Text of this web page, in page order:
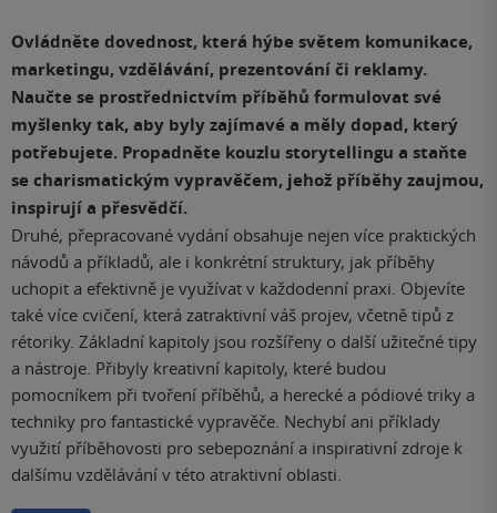
Ovládněte dovednost, která hýbe světem komunikace,
marketingu, vzdělávání, prezentování či reklamy.
Naučte se prostřednictvím příběhů formulovat své
myšlenky tak, aby byly zajímavé a měly dopad, který
potřebujete. Propadněte kouzlu storytellingu a staňte
se charismatickým vypravěčem, jehož příběhy zaujmou,
inspirují a přesvědčí.
Druhé, přepracované vydání obsahuje nejen více praktických
návodů a příkladů, ale i konkrétní struktury, jak příběhy
uchopit a efektivně je využívat v každodenní praxi. Objevíte
také více cvičení, která zatraktivní váš projev, včetně tipů z
rétoriky. Základní kapitoly jsou rozšířeny o další užitečné tipy
a nástroje. Přibyly kreativní kapitoly, které budou
pomocníkem při tvoření příběhů, a herecké a pódiové triky a
techniky pro fantastické vypravěče. Nechybí ani příklady
využití příběhovosti pro sebepoznání a inspirativní zdroje k
dalšímu vzdělávání v této atraktivní oblasti.